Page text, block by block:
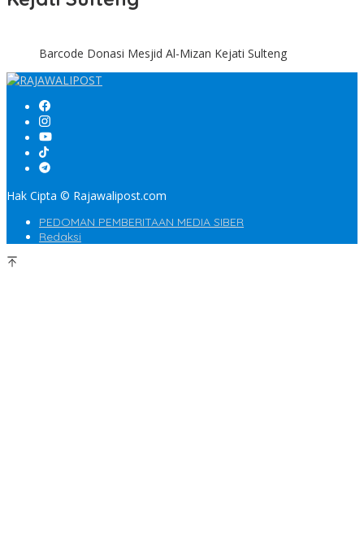
Barcode Donasi Mesjid Al-Mizan Kejati Sulteng
Hak Cipta © Rajawalipost.com
PEDOMAN PEMBERITAAN MEDIA SIBER
Redaksi